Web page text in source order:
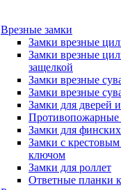
Врезные замки
Замки врезные
Замки врезные
защелкой
Замки врезные
Замки врезные
Замки для дверей
Противопожарные
Замки для
Замки с
ключом
Замки для роллет
Ответные планки